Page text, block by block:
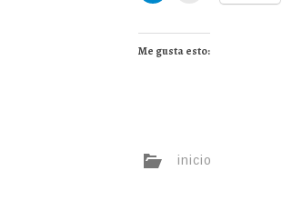
Me gusta esto:
inicio